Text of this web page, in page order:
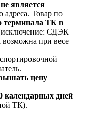
не является
адреса. Товар по
терминала ТК в
СДЭК
возможна при весе
цену
календарных дней
ТК).